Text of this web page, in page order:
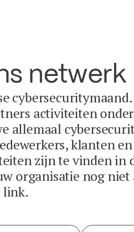
netwerk
activiteiten
allemaal
klanten
zijn te vinden in
organisatie nog niet
link.